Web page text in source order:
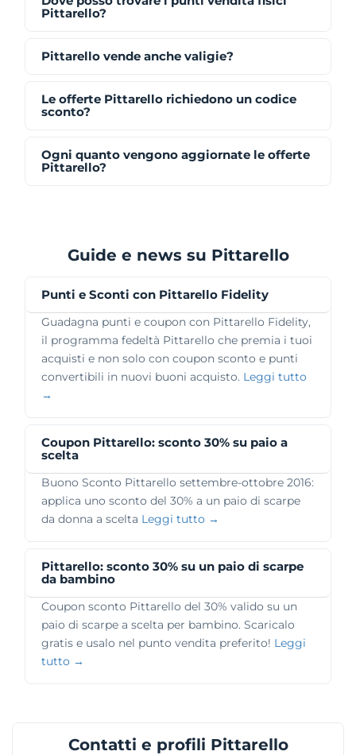
Pittarello?
Pittarello vende anche valigie?
Le offerte Pittarello richiedono un codice
sconto?
Ogni quanto vengono aggiornate le offerte
Pittarello?
Guide e news su Pittarello
Punti e Sconti con Pittarello Fidelity
Guadagna punti e coupon con Pittarello Fidelity,
il programma fedeltà Pittarello che premia i tuoi
acquisti e non solo con coupon sconto e punti
convertibili in nuovi buoni acquisto. Leggi tutto
→
Coupon Pittarello: sconto 30% su paio a
scelta
Buono Sconto Pittarello settembre-ottobre 2016:
applica uno sconto del 30% a un paio di scarpe
da donna a scelta Leggi tutto →
Pittarello: sconto 30% su un paio di scarpe
da bambino
Coupon sconto Pittarello del 30% valido su un
paio di scarpe a scelta per bambino. Scaricalo
gratis e usalo nel punto vendita preferito! Leggi
tutto →
Contatti e profili Pittarello